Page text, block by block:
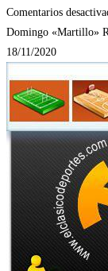
Comentarios
Domingo «Martillo»
18/11/2020